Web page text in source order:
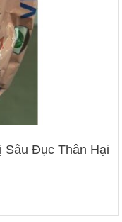
Sâu Đục Thân Hại